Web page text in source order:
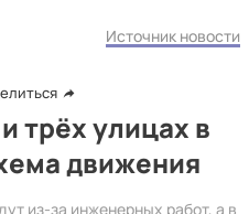
Источник новости
трёх улицах в
движения
из-за инженерных работ, а в